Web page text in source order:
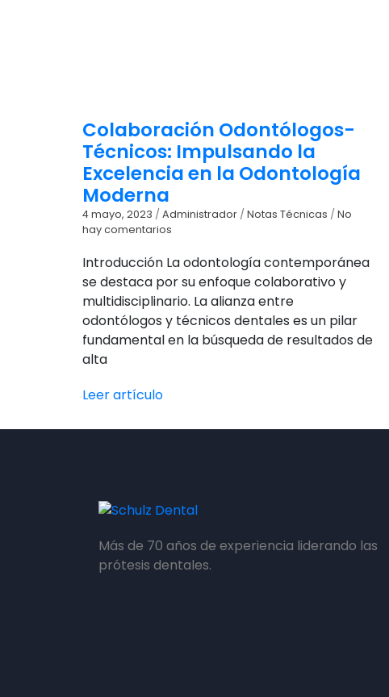
Colaboración Odontólogos-
Técnicos: Impulsando la
Excelencia en la Odontología
Moderna
4 mayo, 2023 / Administrador / Notas Técnicas / No
hay comentarios
Introducción La odontología contemporánea
se destaca por su enfoque colaborativo y
multidisciplinario. La alianza entre
odontólogos y técnicos dentales es un pilar
fundamental en la búsqueda de resultados de
alta
Leer artículo
Más de 70 años de experiencia liderando las
prótesis dentales.